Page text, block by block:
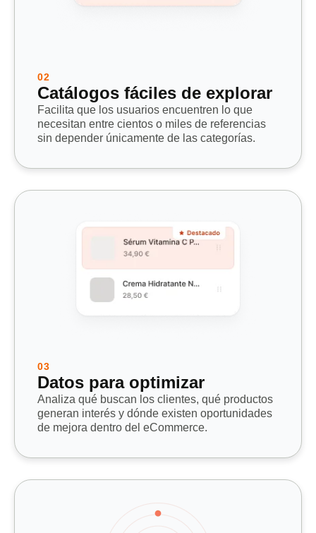
02
Catálogos fáciles de explorar
Facilita que los usuarios encuentren lo que
necesitan entre cientos o miles de referencias
sin depender únicamente de las categorías.
03
Datos para optimizar
Analiza qué buscan los clientes, qué productos
generan interés y dónde existen oportunidades
de mejora dentro del eCommerce.